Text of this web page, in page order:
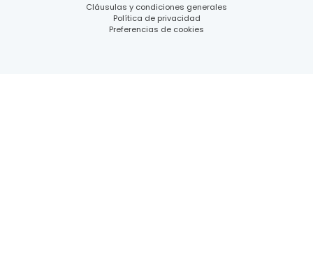
Cláusulas y condiciones generales
Política de privacidad
Preferencias de cookies